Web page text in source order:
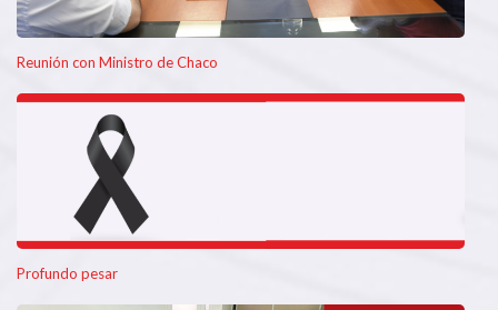
Reunión con Ministro de Chaco
Profundo pesar